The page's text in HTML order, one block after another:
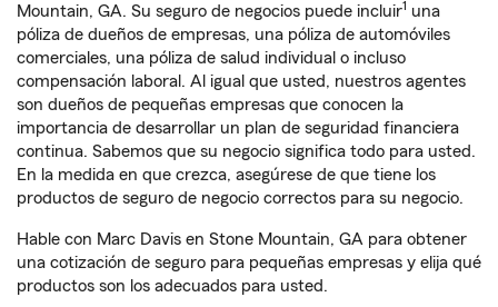
Mountain, GA. Su seguro de negocios puede incluir1 una
póliza de dueños de empresas, una póliza de automóviles
comerciales, una póliza de salud individual o incluso
compensación laboral. Al igual que usted, nuestros agentes
son dueños de pequeñas empresas que conocen la
importancia de desarrollar un plan de seguridad financiera
continua. Sabemos que su negocio significa todo para usted.
En la medida en que crezca, asegúrese de que tiene los
productos de seguro de negocio correctos para su negocio.
Hable con Marc Davis en Stone Mountain, GA para obtener
una cotización de seguro para pequeñas empresas y elija qué
productos son los adecuados para usted.